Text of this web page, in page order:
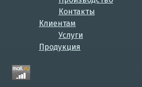
Контакты
Клиентам
Услуги
Продукция